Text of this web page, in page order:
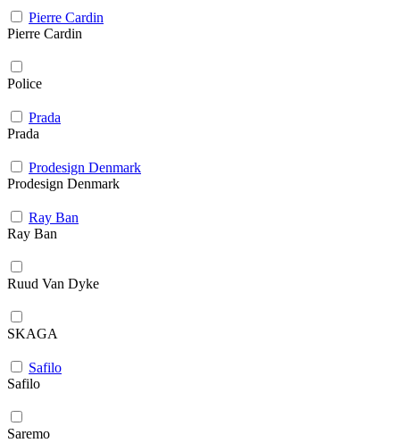
Pierre Cardin
Pierre Cardin
Police
Prada
Prada
Prodesign Denmark
Prodesign Denmark
Ray Ban
Ray Ban
Ruud Van Dyke
SKAGA
Safilo
Safilo
Saremo